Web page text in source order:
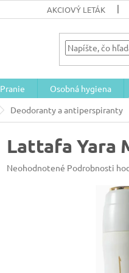
AKCIOVÝ LETÁK
Pranie Osobná hygiena
Deodoranty a antiperspiranty
Lattafa Yara
Priemerné
Neohodnotené Podrobnosti